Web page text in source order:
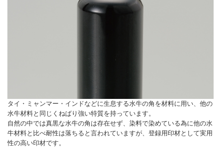
タイ・ミャンマー・インドなどに生息する水牛の角を材料に用い、他の
水牛材料と同じくねばり強い特質を持っています。
自然の中では真黒な水牛の角は存在せず、染料で染めている為に他の水
牛材料と比べ耐性は落ちると言われていますが、登録用印材として実用
性の高い印材です。